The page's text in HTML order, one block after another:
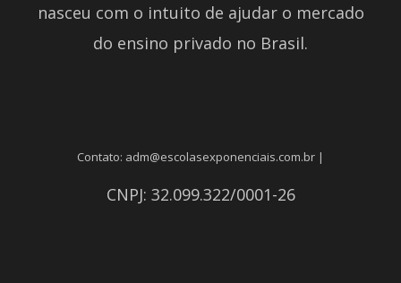
nasceu com o intuito de ajudar o mercado
do ensino privado no Brasil.
Contato: adm@escolasexponenciais.com.br |
CNPJ: 32.099.322/0001-26